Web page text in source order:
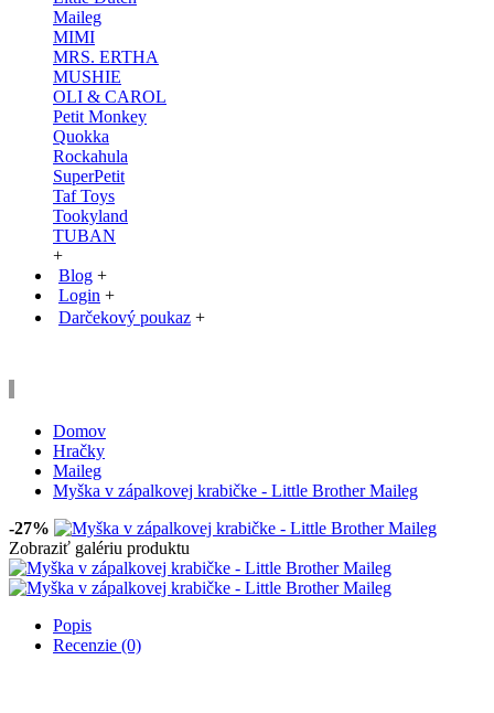
Maileg
MIMI
MRS. ERTHA
MUSHIE
OLI & CAROL
Petit Monkey
Quokka
Rockahula
SuperPetit
Taf Toys
Tookyland
TUBAN
+
Blog +
Login +
Darčekový poukaz +
Domov
Hračky
Maileg
Myška v zápalkovej krabičke - Little Brother Maileg
-27%
Zobraziť galériu produktu
Popis
Recenzie (0)